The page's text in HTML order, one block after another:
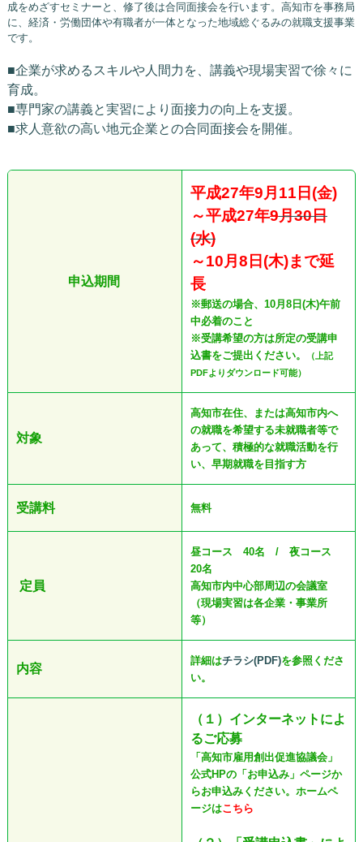
成をめざすセミナーと、修了後は合同面接会を行います。高知市を事務局
に、経済・労働団体や有職者が一体となった地域総ぐるみの就職支援事業
です。
■企業が求めるスキルや人間力を、講義や現場実習で徐々に
育成。
■専門家の講義と実習により面接力の向上を支援。
■求人意欲の高い地元企業との合同面接会を開催。
申込期間
平成27年9月11日(金)
～平成27年9月30日
(水)
～10月8日(木)まで延
長
※郵送の場合、10月8日(木)午前
中必着のこと
※受講希望の方は所定の受講申
込書をご提出ください。
（上記
PDFよりダウンロード可能）
対象
高知市在住、または高知市内へ
の就職を希望する未就職者等で
あって、 積極的な就職活動を行
い、早期就職を目指す方
受講料 無料
定員
昼コース 40名 / 夜コース
20名
高知市内中心部周辺の会議室
（現場実習は各企業・事業所
等）
内容
詳細はチラシ(PDF)を参照くださ
い。
（１）インターネットによ
るご応募
「高知市雇用創出促進協議会」
公式HPの「お申込み」ページか
らお申込みください。ホームペ
ージはこちら